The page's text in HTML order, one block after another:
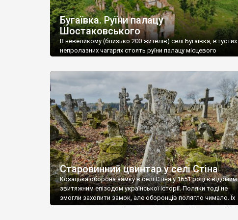
Бугаївка. Руїни палацу
Шостаковського
В невеликому (близько 200 жителів) селі Бугаївка, в густих
непролазних чагарях стоять руїни палацу місцевого
потім клуб, ще пізніше – гуртожиток. У 60-х роках минулого
століття тут розмістили туберкульозну лікарню. Коли із
палацу виїхала лікарня – ми точно не […]
Старовинний цвинтар у селі Стіна
Козацька оборона замку в селі Стіна у 1651 році є відомим
звитяжним епізодом української історії. Поляки тоді не
змогли захопити замок, але оборонців полягло чимало. Їх
поховали на цвинтарі, який тоді називався Замковим. Нині